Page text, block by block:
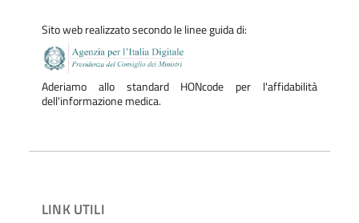
Sito web realizzato secondo le linee guida di:
Aderiamo allo standard HONcode per l'affidabilità
dell'informazione medica.
LINK UTILI